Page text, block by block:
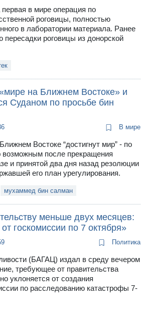
в мире операция по
роговицы, полностью
в лаборатории материала. Ранее
пересадки роговицы из донорской
на Ближнем Востоке» и
Суданом по просьбе бин
В мире
Востоке “достигнут мир” - по
возможным после прекращения
и принятой два дня назад резолюции
его план урегулирования.
мухаммед бин салман
меньше двух месяцев:
госкомиссии по 7 октября»
Политика
(БАГАЦ) издал в среду вечером
требующее от правительства
уклоняется от создания
по расследованию катастрофы 7-